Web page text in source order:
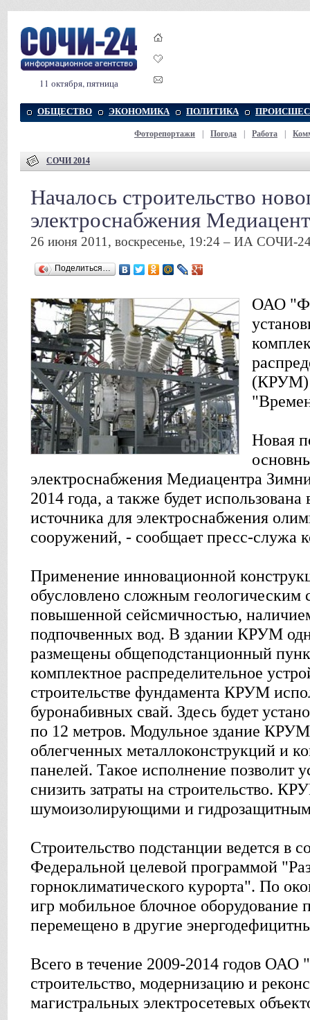
11 октября, пятница
ОБЩЕСТВО ЭКОНОМИКА ПОЛИТИКА
Фоторепортажи Погода Работа
СОЧИ 2014
Началось строительство
электроснабжения
26 июня 2011, воскресенье, 19:24 – ИА СОЧИ-
Поделиться…
ОАО
(КРУМ)
Новая
электроснабжения Медиацентра
2014 года, а также будет использована
источника для электроснабжения
сооружений, - сообщает пресс-служа
Применение инновационной
обусловлено сложным геологическим
повышенной сейсмичностью,
подпочвенных вод. В здании КРУМ
размещены общеподстанционный
комплектное распределительное
строительстве фундамента КРУМ
буронабивных свай. Здесь будет
по 12 метров. Модульное здание КРУМ
облегченных металлоконструкций и
панелей. Такое исполнение позволит
снизить затраты на строительство.
шумоизолирующими и
Строительство подстанции ведется в
Федеральной целевой программой
горноклиматического курорта". По
игр мобильное блочное оборудование
перемещено в другие
Всего в течение 2009-2014 годов
строительство, модернизацию и
магистральных электросетевых